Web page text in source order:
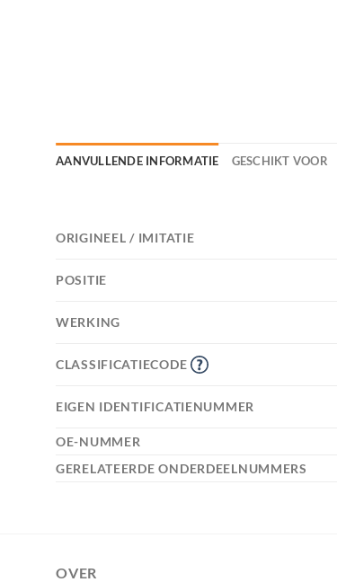
AANVULLENDE INFORMATIE GESCHIKT VOOR
ORIGINEEL / IMITATIE
POSITIE
WERKING
CLASSIFICATIECODE
EIGEN IDENTIFICATIENUMMER
OE-NUMMER
GERELATEERDE ONDERDEELNUMMERS
OVER